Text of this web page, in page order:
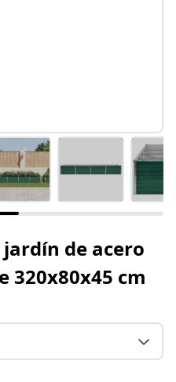
de acero
320x80x45 cm